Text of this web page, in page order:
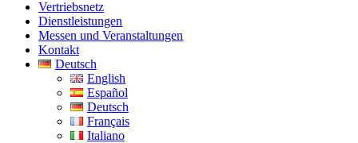
Vertriebsnetz
Dienstleistungen
Messen und Veranstaltungen
Kontakt
Deutsch
English
Español
Deutsch
Français
Italiano